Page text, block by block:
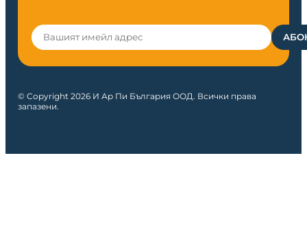
© Copyright 2026 И Ар Пи България ООД. Всички права
запазени.